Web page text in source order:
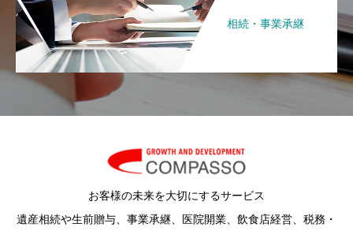
相続・事業承継
お客様の未来を大切にするサービス
遺産相続や生前贈与、事業承継、医院開業、飲食店経営、税務・